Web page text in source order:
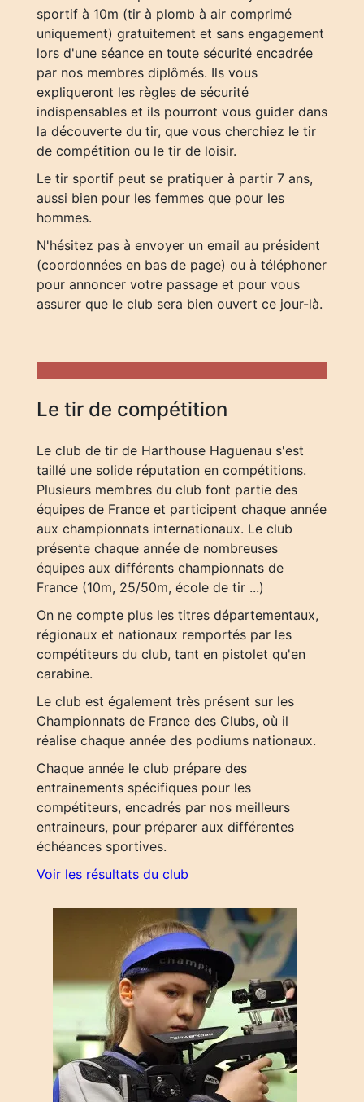
sportif à 10m (tir à plomb à air comprimé
uniquement) gratuitement et sans engagement
lors d'une séance en toute sécurité encadrée
par nos membres diplômés. Ils vous
expliqueront les règles de sécurité
indispensables et ils pourront vous guider dans
la découverte du tir, que vous cherchiez le tir
de compétition ou le tir de loisir.
Le tir sportif peut se pratiquer à partir 7 ans,
aussi bien pour les femmes que pour les
hommes.
N'hésitez pas à envoyer un email au président
(coordonnées en bas de page) ou à téléphoner
pour annoncer votre passage et pour vous
assurer que le club sera bien ouvert ce jour-là.
Le tir de compétition
Le club de tir de Harthouse Haguenau s'est
taillé une solide réputation en compétitions.
Plusieurs membres du club font partie des
équipes de France et participent chaque année
aux championnats internationaux. Le club
présente chaque année de nombreuses
équipes aux différents championnats de
France (10m, 25/50m, école de tir ...)
On ne compte plus les titres départementaux,
régionaux et nationaux remportés par les
compétiteurs du club, tant en pistolet qu'en
carabine.
Le club est également très présent sur les
Championnats de France des Clubs, où il
réalise chaque année des podiums nationaux.
Chaque année le club prépare des
entrainements spécifiques pour les
compétiteurs, encadrés par nos meilleurs
entraineurs, pour préparer aux différentes
échéances sportives.
Voir les résultats du club